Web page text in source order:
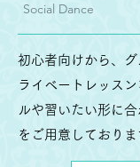
Social Dance
初心者向けから、
ライベートレッス
ルや習いたい形に
をご用意しておりま